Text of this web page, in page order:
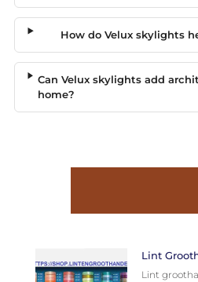
How do Velux skylights
Can Velux skylights add
home?
Lint
Lint